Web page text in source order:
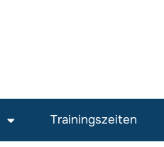
Trainingszeiten